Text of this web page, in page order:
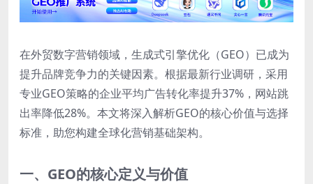
在外贸数字营销领域，生成式引擎优化（GEO）已成为
提升品牌竞争力的关键因素。根据最新行业调研，采用
专业GEO策略的企业平均广告转化率提升37%，网站跳
出率降低28%。本文将深入解析GEO的核心价值与选择
标准，助您构建全球化营销基础架构。
一、GEO的核心定义与价值